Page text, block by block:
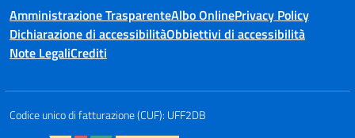
Amministrazione TrasparenteAlbo OnlinePrivacy Policy
Dichiarazione di accessibilitàObbiettivi di accessibilità
Note LegaliCrediti
Codice unico di fatturazione (CUF): UFF2DB